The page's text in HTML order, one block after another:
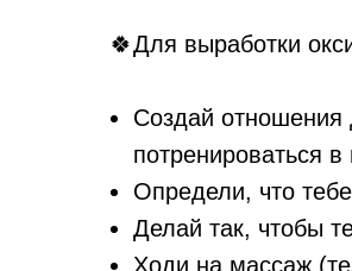
🍀Для выработки
Создай отношения
потренироваться
Определи, что
Делай так, чтобы
Ходи на массаж